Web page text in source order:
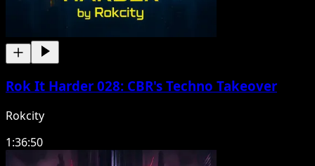
Rok It Harder 028: CBR's Techno Takeover
Rokcity
1:36:50